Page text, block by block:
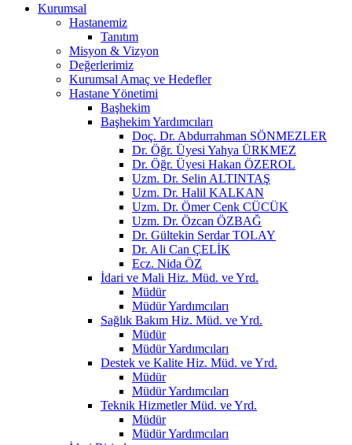
Kurumsal
Hastanemiz
Tanıtım
Misyon & Vizyon
Değerlerimiz
Kurumsal Amaç ve Hedefler
Hastane Yönetimi
Başhekim
Başhekim Yardımcıları
Doç. Dr. Abdurrahman SÖNMEZLER
Dr. Öğr. Üyesi Yahya ÜRKMEZ
Dr. Öğr. Üyesi Hakan ÖZEROL
Uzm. Dr. Selin ALTINTAŞ
Uzm. Dr. Halil KALKAN
Uzm. Dr. Ömer Cenk CÜCÜK
Uzm. Dr. Özcan ÖZBAĞ
Dr. Gültekin Serdar TOLAY
Dr. Ali Can ÇELİK
Ecz. Nida ÖZ
İdari ve Mali Hiz. Müd. ve Yrd.
Müdür
Müdür Yardımcıları
Sağlık Bakım Hiz. Müd. ve Yrd.
Müdür
Müdür Yardımcıları
Destek ve Kalite Hiz. Müd. ve Yrd.
Müdür
Müdür Yardımcıları
Teknik Hizmetler Müd. ve Yrd.
Müdür
Müdür Yardımcıları